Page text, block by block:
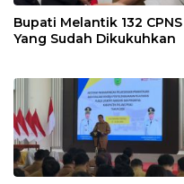
Bupati Melantik 132 CPNS
Yang Sudah Dikukuhkan